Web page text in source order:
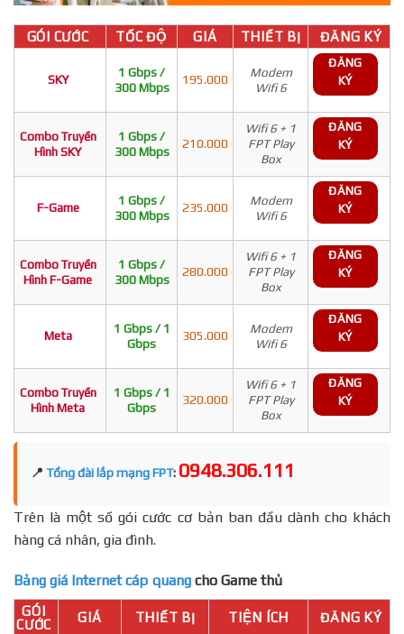
GÓI CƯỚC TỐC ĐỘ GIÁ THIẾT BỊ ĐĂNG KÝ
SKY
1 Gbps /
300 Mbps
195.000
Modem
Wifi 6
ĐĂNG
KÝ
Combo Truyền
Hình SKY
1 Gbps /
300 Mbps
210.000
Wifi 6 + 1
FPT Play
Box
ĐĂNG
KÝ
F-Game
1 Gbps /
300 Mbps
235.000
Modem
Wifi 6
ĐĂNG
KÝ
Combo Truyền
Hình F-Game
1 Gbps /
300 Mbps
280.000
Wifi 6 + 1
FPT Play
Box
ĐĂNG
KÝ
Meta
1 Gbps / 1
Gbps
305.000
Modem
Wifi 6
ĐĂNG
KÝ
Combo Truyền
Hình Meta
1 Gbps / 1
Gbps
320.000
Wifi 6 + 1
FPT Play
Box
ĐĂNG
KÝ
📍 Tổng đài lắp mạng FPT: 0948.306.111
Trên là một số gói cước cơ bản ban đầu dành cho khách
hàng cá nhân, gia đình.
Bảng giá Internet cáp quang cho Game thủ
GÓI
CƯỚC
GIÁ THIẾT BỊ TIỆN ÍCH ĐĂNG KÝ